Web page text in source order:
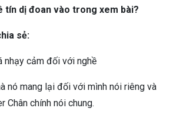
tín dị đoan vào trong xem bài?
sẻ:
nhạy cảm đối với nghề
nó mang lại đối với mình nói riêng và
Chân chính nói chung.